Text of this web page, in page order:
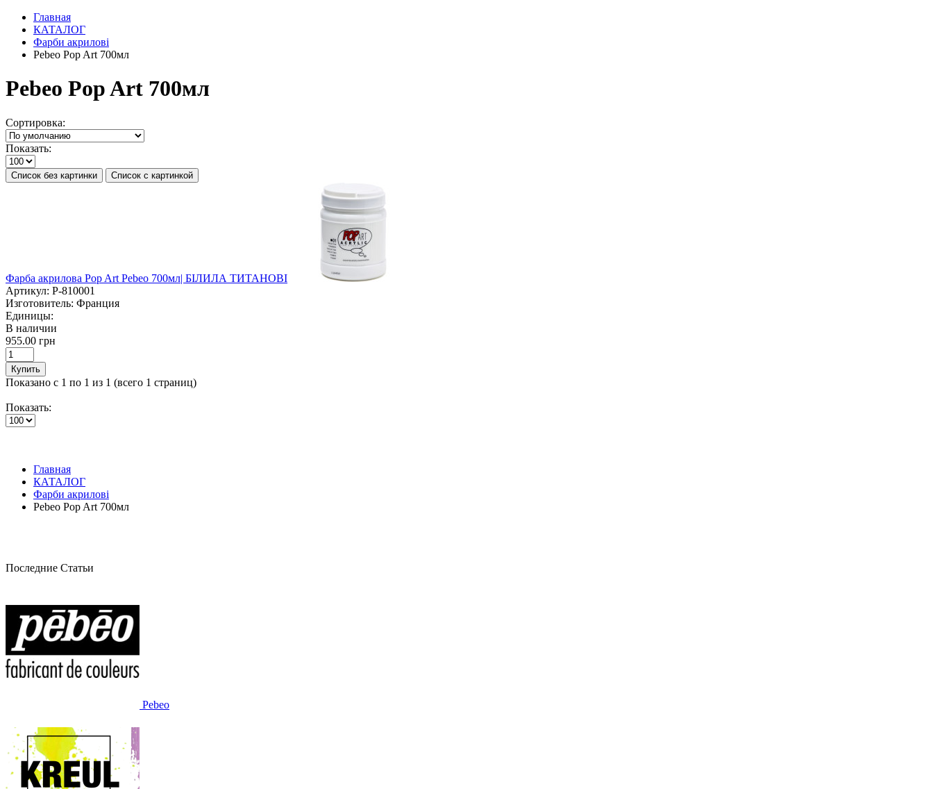
Главная
КАТАЛОГ
Фарби акрилові
Pebeo Pop Art 700мл
Pebeo Pop Art 700мл
Сортировка:
Показать:
Список без картинки Список с картинкой
Фарба акрилова Pop Art Pebeo 700мл| БІЛИЛА ТИТАНОВІ
Артикул: P-810001
Изготовитель: Франция
Единицы:
В наличии
955.00 грн
Купить
Показано с 1 по 1 из 1 (всего 1 страниц)
Показать:
Главная
КАТАЛОГ
Фарби акрилові
Pebeo Pop Art 700мл
Последние Статьи
Pebeo